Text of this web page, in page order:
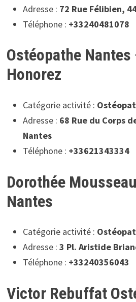
Adresse : 72 Rue Félibien,
Téléphone : +33240481078
Ostéopathe
Honorez
Catégorie activité :
Adresse : 68 Rue du Corps
Nantes
Téléphone : +33621343334
Dorothée
Nantes
Catégorie activité :
Adresse : 3 Pl. Aristide
Téléphone : +33240356043
Victor Rebuffat